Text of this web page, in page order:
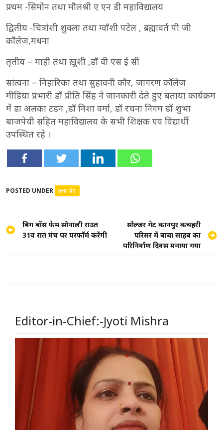
प्रथम -सिमोन तथा मौलश्री ए एन डी महाविद्यालय
द्वितीय -चित्रांशी शुक्ला तथा ग्वाँशी पटेल , ब्रह्मावर्त पी जी
कॉलेज,मधना
तृतीय – माही तथा ख़ुशी ,डॉ वी एस ई सी
सांत्वना – निहारिका तथा सुहावनी कौर, जागरण कॉलेज
मीडिया प्रभारी डॉ प्रीति सिंह ने जानकारी देते हुए बताया कार्यक्रम
में डा अलका टंडन ,डॉ निशा वर्मा, डॉ रचना निगम डॉ शुभा
बाजपेयी सहित महाविद्यालय के सभी शिक्षक एवं विद्यार्थी
उपस्थित रहे ।
POSTED UNDER उत्तर प्रदेश
Post
navigation
बिग बॉस फेम सोनाली राउत
31वीं रात मंच पर परफॉर्म करेंगी
सोल्जर गेट कानपुर कचहरी
परिसर में बाबा साहब का
परिनिर्वाण दिवस मनाया गया
Editor-in-Chief:-Jyoti Mishra